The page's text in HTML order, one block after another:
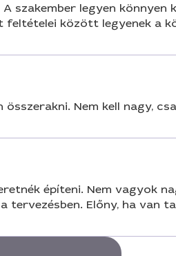
szakember legyen
között legyenek a
Nem kell nagy,
építeni. Nem vagyok
tervezésben. Előny, ha van